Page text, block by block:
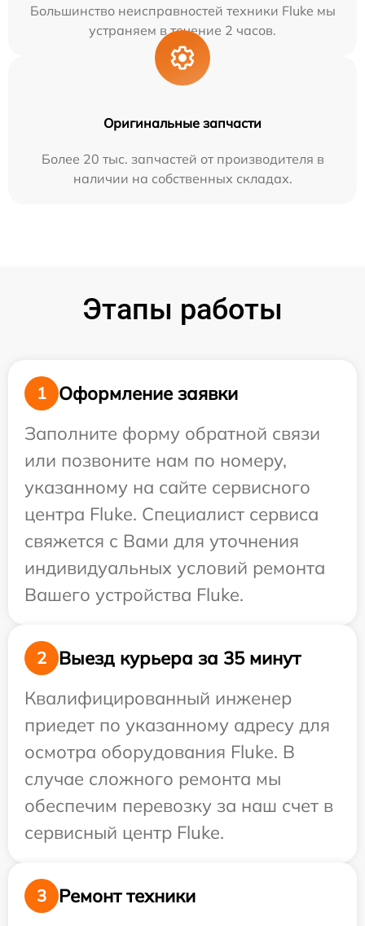
Большинство неисправностей техники Fluke мы
устраняем в течение 2 часов.
Оригинальные запчасти
Более 20 тыс. запчастей от производителя в
наличии на собственных складах.
Этапы работы
1
Оформление заявки
Заполните форму обратной связи
или позвоните нам по номеру,
указанному на сайте сервисного
центра Fluke. Специалист сервиса
свяжется с Вами для уточнения
индивидуальных условий ремонта
Вашего устройства Fluke.
2
Выезд курьера за 35 минут
Квалифицированный инженер
приедет по указанному адресу для
осмотра оборудования Fluke. В
случае сложного ремонта мы
обеспечим перевозку за наш счет в
сервисный центр Fluke.
3
Ремонт техники